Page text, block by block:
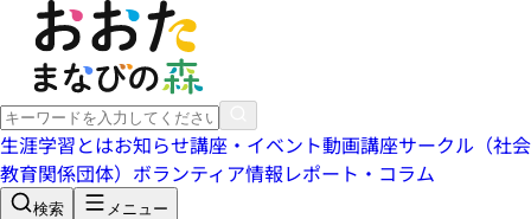
生涯学習とはお知らせ講座・イベント動画講座サークル（社会
教育関係団体） ボランティア情報レポート・コラム
検索 メニュー